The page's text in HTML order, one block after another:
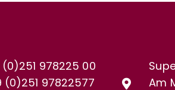
978225 00
(0)251 97822577
Am